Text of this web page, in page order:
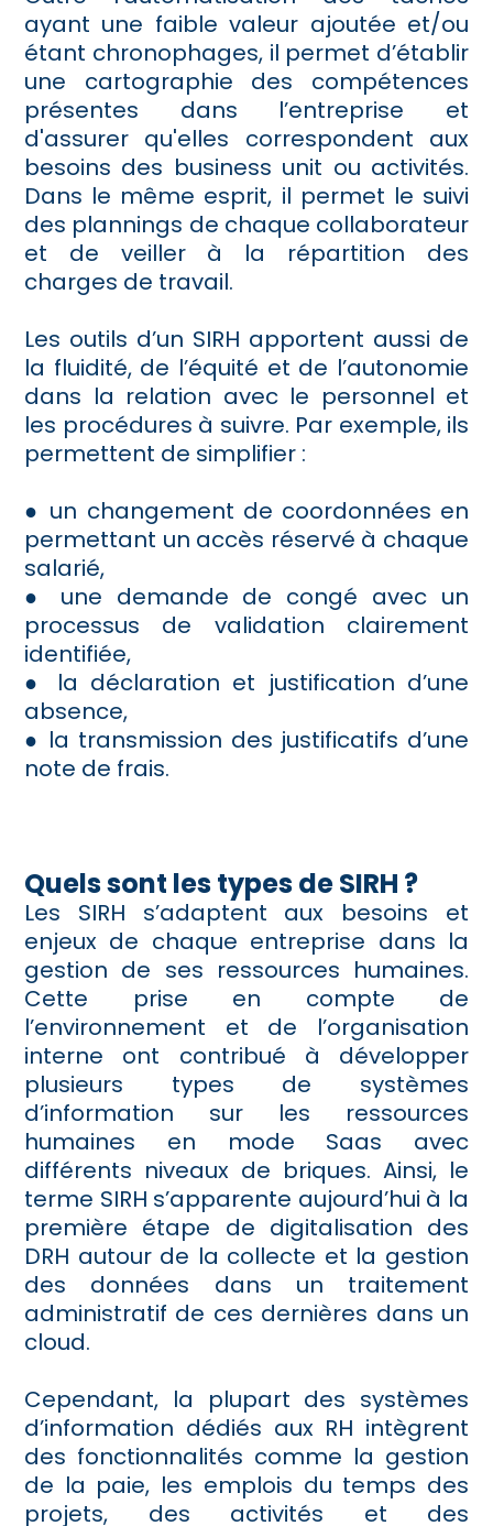
ayant une faible valeur ajoutée et/ou
étant chronophages, il permet d’établir
une cartographie des compétences
présentes dans l’entreprise et
d'assurer qu'elles correspondent aux
besoins des business unit ou activités.
Dans le même esprit, il permet le suivi
des plannings de chaque collaborateur
et de veiller à la répartition des
charges de travail.
Les outils d’un SIRH apportent aussi de
la fluidité, de l’équité et de l’autonomie
dans la relation avec le personnel et
les procédures à suivre. Par exemple, ils
permettent de simplifier :
● un changement de coordonnées en
permettant un accès réservé à chaque
salarié,
● une demande de congé avec un
processus de validation clairement
identifiée,
● la déclaration et justification d’une
absence,
● la transmission des justificatifs d’une
note de frais.
Quels sont les types de SIRH ?
Les SIRH s’adaptent aux besoins et
enjeux de chaque entreprise dans la
gestion de ses ressources humaines.
Cette prise en compte de
l’environnement et de l’organisation
interne ont contribué à développer
plusieurs types de systèmes
d’information sur les ressources
humaines en mode Saas avec
différents niveaux de briques. Ainsi, le
terme SIRH s’apparente aujourd’hui à la
première étape de digitalisation des
DRH autour de la collecte et la gestion
des données dans un traitement
administratif de ces dernières dans un
cloud.
Cependant, la plupart des systèmes
d’information dédiés aux RH intègrent
des fonctionnalités comme la gestion
de la paie, les emplois du temps des
projets, des activités et des